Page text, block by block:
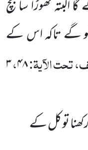
البتہ تھوڑا سا بچ
گے تاکہ اس کے
تحت الآیۃ:۴۸،۳
تو کل کے